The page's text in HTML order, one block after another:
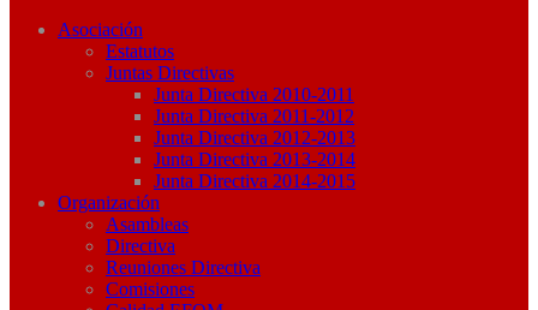
Asociación
Estatutos
Juntas Directivas
Junta Directiva 2010-2011
Junta Directiva 2011-2012
Junta Directiva 2012-2013
Junta Directiva 2013-2014
Junta Directiva 2014-2015
Organización
Asambleas
Directiva
Reuniones Directiva
Comisiones